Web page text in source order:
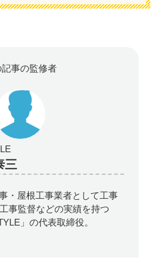
記事の監修者
三
・屋根工事業者として工事
事監督などの実績を持つ
」の代表取締役。